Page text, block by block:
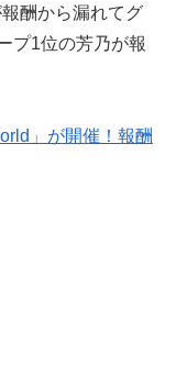
酬から漏れてグ
プ1位の芳乃が報
」が開催！報酬